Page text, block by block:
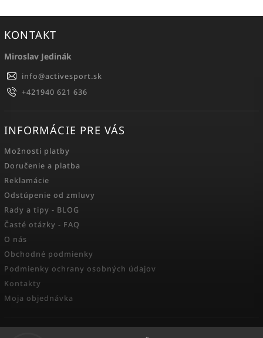
KONTAKT
Miroslav Jedinák
info@activesport.sk
+421940 621 636
INFORMÁCIE PRE VÁS
Možnosti platby
Doručenie a platba
Reklamácie
Odstúpenie od zmluvy
Rady a tipy - BLOG
Časté otázky - FAQ
O nás
Obchodné podmienky
Podmienky ochrany osobných údajov
Kontakty
Moja objednávka